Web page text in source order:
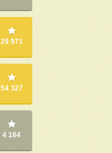
29 971
54 327
4 184